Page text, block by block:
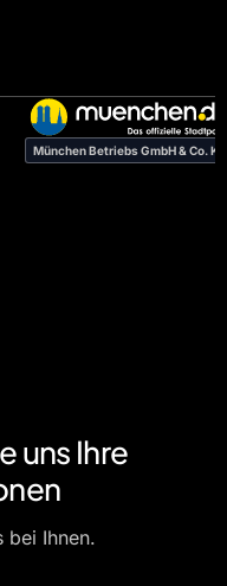
München Betriebs GmbH & Co. KG
uns Ihre
bei Ihnen.